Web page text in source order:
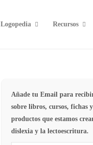
Logopedia Recursos
Añade tu Email para
sobre libros, cursos, fichas
productos que estamos
dislexia y la lectoescritura.